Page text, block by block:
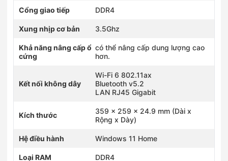
Cổng giao tiếp DDR4
Xung nhịp cơ bản 3.5Ghz
Khả năng nâng cấp ổ
cứng
có thể nâng cấp dung lượng cao
hơn.
Kết nối không dây
Wi-Fi 6 802.11ax
Bluetooth v5.2
LAN RJ45 Gigabit
Kích thước
359 x 259 x 24.9 mm (Dài x
Rộng x Dày)
Hệ điều hành Windows 11 Home
Loại RAM DDR4